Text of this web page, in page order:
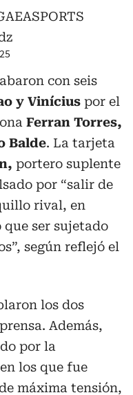
con seis
y Vinícius por el
Ferran Torres,
Balde. La tarjeta
portero suplente
por “salir de
rival, en
ser sujetado
según reflejó el
los dos
Además,
por la
los que fue
máxima tensión,